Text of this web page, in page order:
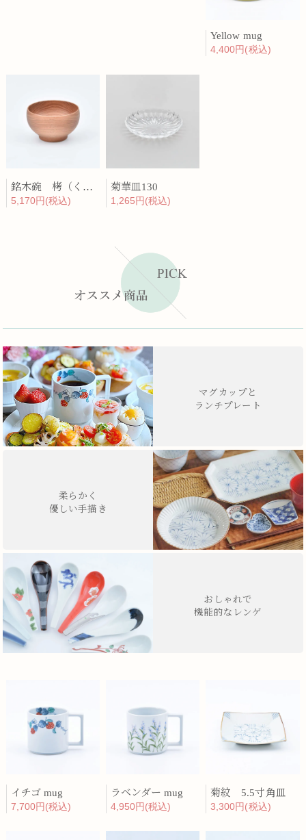
Yellow mug
4,400円(税込)
銘木碗 栲（くるみ）
5,170円(税込)
菊華皿130
1,265円(税込)
マグカップと
ランチプレート
柔らかく
優しい手描き
おしゃれで
機能的なレンゲ
イチゴ mug
7,700円(税込)
ラベンダー mug
4,950円(税込)
菊紋 5.5寸角皿
3,300円(税込)